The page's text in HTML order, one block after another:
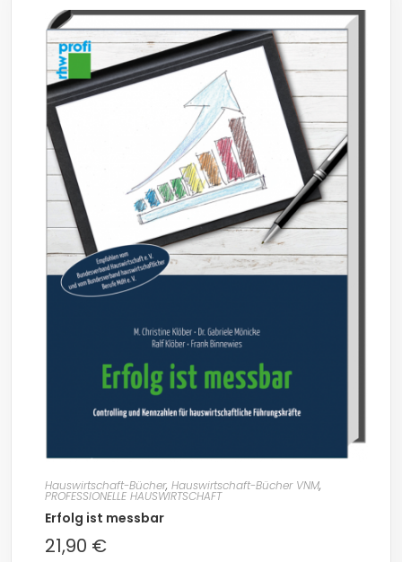
Hauswirtschaft-Bücher, Hauswirtschaft-Bücher VNM,
PROFESSIONELLE HAUSWIRTSCHAFT
Erfolg ist messbar
21,90 €